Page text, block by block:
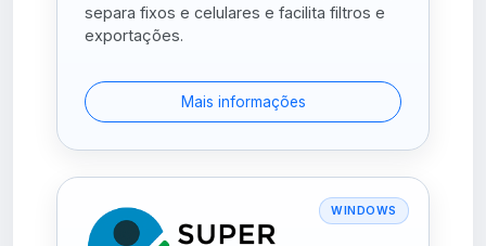
separa fixos e celulares e facilita filtros e
exportações.
Mais informações
WINDOWS